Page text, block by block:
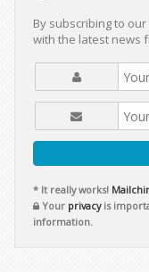
By subscribing to
with the latest news
* It really works!
Your privacyis
information.